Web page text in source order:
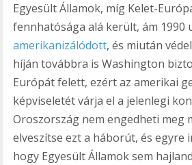
Egyesült Államok, míg Kelet-
fennhatósága alá került, ám 1990
amerikanizálódott, és miután
híján továbbra is Washington
Európát felett, ezért az amerikai
képviseletét várja el a jelenlegi
Oroszország nem engedheti meg
elveszítse ezt a háborút, és egyre
hogy Egyesült Államok sem